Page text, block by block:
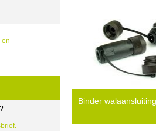
en
Binder